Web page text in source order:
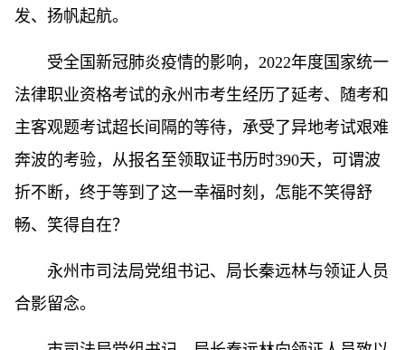
发、扬帆起航。
受全国新冠肺炎疫情的影响，2022年度国家统一
法律职业资格考试的永州市考生经历了延考、随考和
主客观题考试超长间隔的等待，承受了异地考试艰难
奔波的考验，从报名至领取证书历时390天，可谓波
折不断，终于等到了这一幸福时刻，怎能不笑得舒
畅、笑得自在？
永州市司法局党组书记、局长秦远林与领证人员
合影留念。